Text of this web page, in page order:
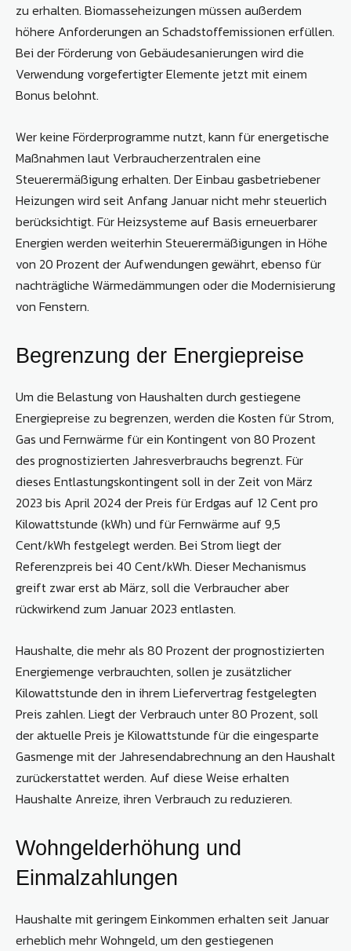
zu erhalten. Biomasseheizungen müssen außerdem
höhere Anforderungen an Schadstoffemissionen erfüllen.
Bei der Förderung von Gebäudesanierungen wird die
Verwendung vorgefertigter Elemente jetzt mit einem
Bonus belohnt.
Wer keine Förderprogramme nutzt, kann für energetische
Maßnahmen laut Verbraucherzentralen eine
Steuerermäßigung erhalten. Der Einbau gasbetriebener
Heizungen wird seit Anfang Januar nicht mehr steuerlich
berücksichtigt. Für Heizsysteme auf Basis erneuerbarer
Energien werden weiterhin Steuerermäßigungen in Höhe
von 20 Prozent der Aufwendungen gewährt, ebenso für
nachträgliche Wärmedämmungen oder die Modernisierung
von Fenstern.
Begrenzung der Energiepreise
Um die Belastung von Haushalten durch gestiegene
Energiepreise zu begrenzen, werden die Kosten für Strom,
Gas und Fernwärme für ein Kontingent von 80 Prozent
des prognostizierten Jahresverbrauchs begrenzt. Für
dieses Entlastungskontingent soll in der Zeit von März
2023 bis April 2024 der Preis für Erdgas auf 12 Cent pro
Kilowattstunde (kWh) und für Fernwärme auf 9,5
Cent/kWh festgelegt werden. Bei Strom liegt der
Referenzpreis bei 40 Cent/kWh. Dieser Mechanismus
greift zwar erst ab März, soll die Verbraucher aber
rückwirkend zum Januar 2023 entlasten.
Haushalte, die mehr als 80 Prozent der prognostizierten
Energiemenge verbrauchten, sollen je zusätzlicher
Kilowattstunde den in ihrem Liefervertrag festgelegten
Preis zahlen. Liegt der Verbrauch unter 80 Prozent, soll
der aktuelle Preis je Kilowattstunde für die eingesparte
Gasmenge mit der Jahresendabrechnung an den Haushalt
zurückerstattet werden. Auf diese Weise erhalten
Haushalte Anreize, ihren Verbrauch zu reduzieren.
Wohngelderhöhung und
Einmalzahlungen
Haushalte mit geringem Einkommen erhalten seit Januar
erheblich mehr Wohngeld, um den gestiegenen